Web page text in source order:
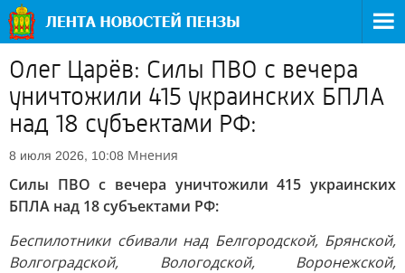
Олег Царёв: Силы ПВО с вечера
уничтожили 415 украинских БПЛА
над 18 субъектами РФ:
8 июля 2026, 10:08 Мнения
Силы ПВО с вечера уничтожили 415 украинских
БПЛА над 18 субъектами РФ:
Беспилотники сбивали над Белгородской, Брянской,
Волгоградской, Вологодской, Воронежской,